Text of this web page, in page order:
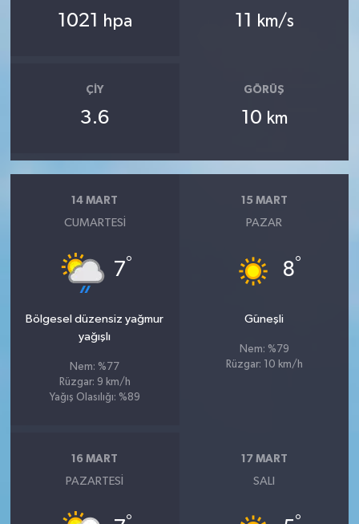
1021 hpa 11 km/s
ÇIY
3.6
GÖRÜŞ
10 km
14 MART
CUMARTESI
7°
Bölgesel düzensiz yağmur
yağışlı
Nem: %77
Rüzgar: 9 km/h
Yağış Olasılığı: %89
15 MART
PAZAR
8°
Güneşli
Nem: %79
Rüzgar: 10 km/h
16 MART
PAZARTESI
17 MART
SALI